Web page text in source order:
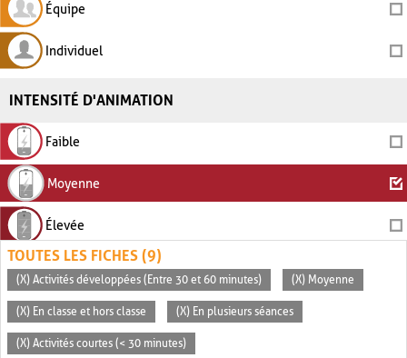
Équipe
Individuel
INTENSITÉ D'ANIMATION
Faible
Moyenne
Élevée
TOUTES LES FICHES (9)
(X) Activités développées (Entre 30 et 60 minutes) (X) Moyenne
(X) En classe et hors classe (X) En plusieurs séances
(X) Activités courtes (< 30 minutes)